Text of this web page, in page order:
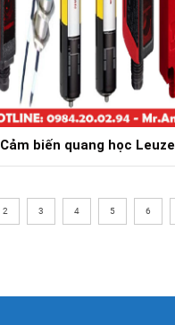
Cảm biến quang học Leuze
Chi tiết
2 3 4 5 6